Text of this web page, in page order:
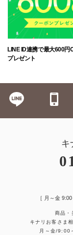
LINE ID連携で最大600円
プレゼント
キ
［ 月～金
商品・
キナリお客さま
月～金/9:00